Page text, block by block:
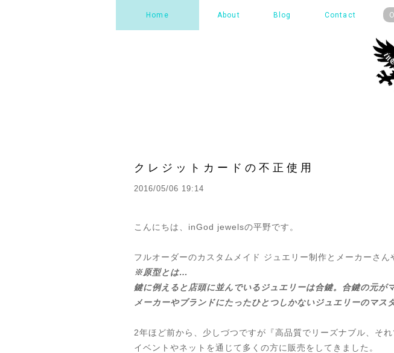
Home About Blog Contact
クレジットカードの不正使用
2016/05/06 19:14
こんにちは、inGod jewelsの平野です。
フルオーダーのカスタムメイド ジュエリー制作とメーカーさ
※原型とは…
鍵に例えると店頭に並んでいるジュエリーは合鍵。合鍵の元が
メーカーやブランドにたったひとつしかないジュエリーのマス
2年ほど前から、少しづつですが『高品質でリーズナブル、そ
イベントやネットを通じて多くの方に販売をしてきました。